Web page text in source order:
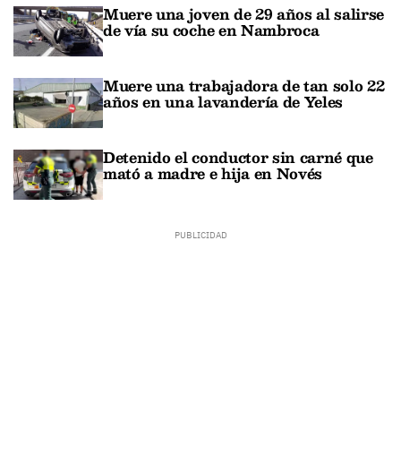
Muere una joven de 29 años al salirse
de vía su coche en Nambroca
Muere una trabajadora de tan solo 22
años en una lavandería de Yeles
Detenido el conductor sin carné que
mató a madre e hija en Novés